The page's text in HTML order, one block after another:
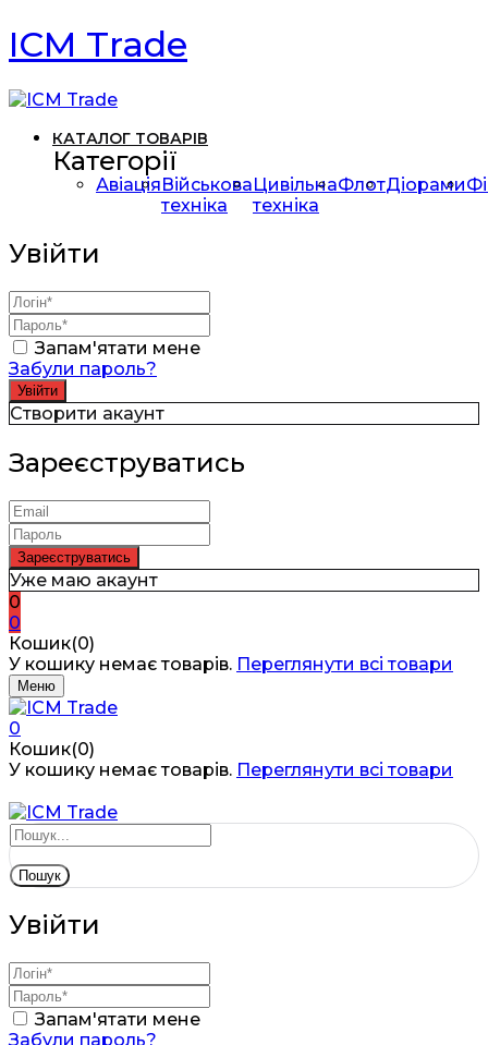
ICM Trade
КАТАЛОГ ТОВАРІВ
Категорії
АвіаціяВійськова
техніка
Цивільна
техніка
ФлотДіорами
Увійти
Запам'ятати мене
Забули пароль?
Створити акаунт
Зареєструватись
Уже маю акаунт
0
0
Кошик(0)
У кошику немає товарів. Переглянути всі товари
Меню
0
Кошик(0)
У кошику немає товарів. Переглянути всі товари
Пошук
Увійти
Запам'ятати мене
Забули пароль?